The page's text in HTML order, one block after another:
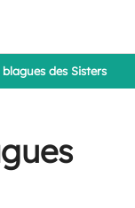
des Sisters